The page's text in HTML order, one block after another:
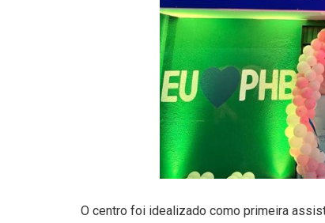
O centro foi idealizado como primeira